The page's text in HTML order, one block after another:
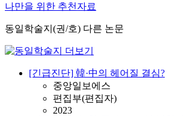
나만을 위한 추천자료
동일학술지(권/호) 다른 논문
[긴급진단] 韓·中의 헤어질 결심?
중앙일보에스
편집부(편집자)
2023